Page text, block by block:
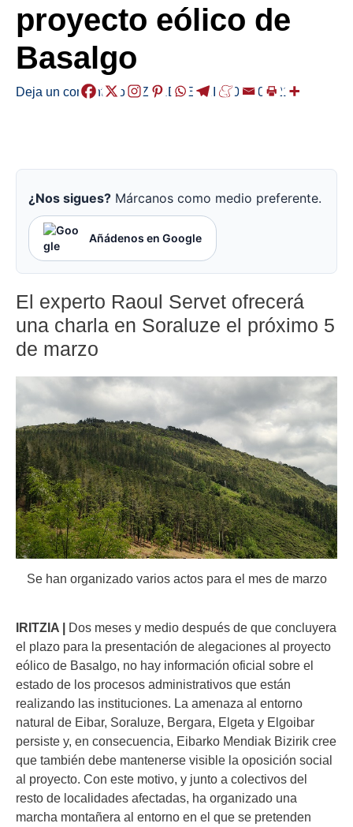
proyecto eólico de
Basalgo
Deja un comentario /,ZUREBERRI /2026-02-21
¿Nos sigues? Márcanos como medio preferente.
Añádenos en Google
El experto Raoul Servet ofrecerá
una charla en Soraluze el próximo 5
de marzo
Se han organizado varios actos para el mes de marzo
IRITZIA | Dos meses y medio después de que concluyera
el plazo para la presentación de alegaciones al proyecto
eólico de Basalgo, no hay información oficial sobre el
estado de los procesos administrativos que están
realizando las instituciones. La amenaza al entorno
natural de Eibar, Soraluze, Bergara, Elgeta y Elgoibar
persiste y, en consecuencia, Eibarko Mendiak Bizirik cree
que también debe mantenerse visible la oposición social
al proyecto. Con este motivo, y junto a colectivos del
resto de localidades afectadas, ha organizado una
marcha montañera al entorno en el que se pretenden